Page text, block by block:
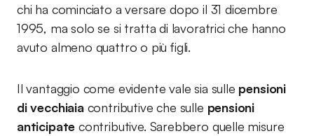
chi ha cominciato a versare dopo il 31 dicembre
1995, ma solo se si tratta di lavoratrici che hanno
avuto almeno quattro o più figli.
Il vantaggio come evidente vale sia sulle pensioni
di vecchiaiacontributive che sulle pensioni
anticipate contributive. Sarebbero quelle misure